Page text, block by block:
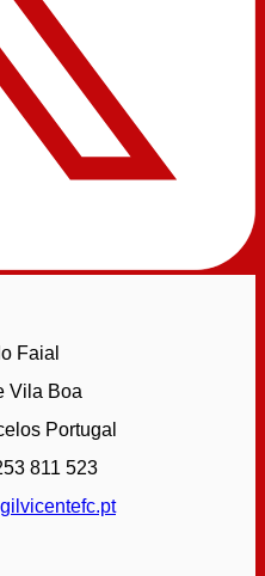
Faial
Vila Boa
Portugal
811 523